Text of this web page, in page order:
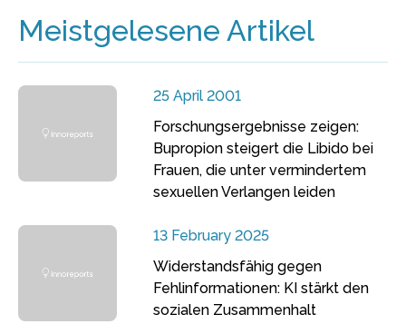
Meistgelesene Artikel
25 April 2001
Forschungsergebnisse zeigen:
Bupropion steigert die Libido bei
Frauen, die unter vermindertem
sexuellen Verlangen leiden
13 February 2025
Widerstandsfähig gegen
Fehlinformationen: KI stärkt den
sozialen Zusammenhalt